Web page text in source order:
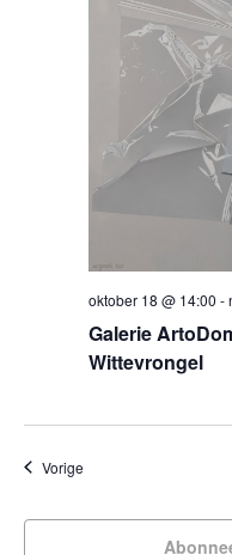
Galerie
Wittevrongel
oktober 18 @ 14:00 -
VorigeEvenementen